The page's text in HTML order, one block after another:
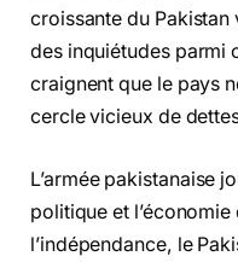
croissante du
des inquiétudes parmi
craignent que le pays
cercle vicieux de
L’armée pakistanaise
politique et
l’indépendance, le